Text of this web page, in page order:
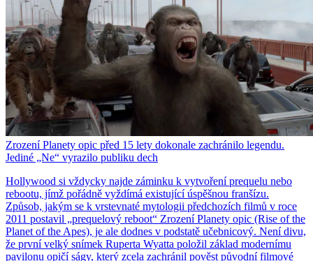
Zrození Planety opic před 15 lety dokonale zachránilo legendu.
Jediné „Ne“ vyrazilo publiku dech
Hollywood si vždycky najde záminku k vytvoření prequelu nebo
rebootu, jímž pořádně vyždímá existující úspěšnou franšízu.
Způsob, jakým se k vrstevnaté mytologii předchozích filmů v roce
2011 postavil „prequelový reboot“ Zrození Planety opic (Rise of the
Planet of the Apes), je ale dodnes v podstatě učebnicový. Není divu,
že první velký snímek Ruperta Wyatta položil základ modernímu
pavilonu opičí ságy, který zcela zachránil pověst původní filmové